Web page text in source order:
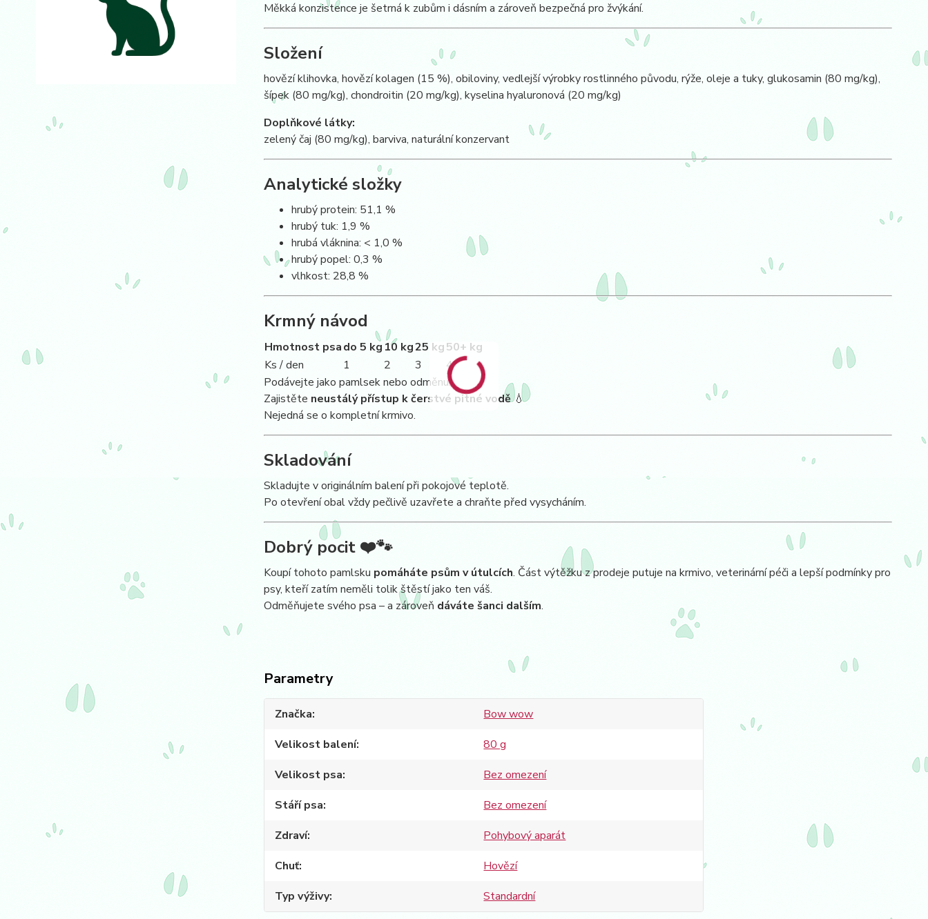
Měkká konzistence je šetrná k zubům i dásním a zároveň bezpečná pro žvýkání.
Složení
hovězí klihovka, hovězí kolagen (15 %), obiloviny, vedlejší výrobky rostlinného původu, rýže, oleje a tuky, glukosamin (80 mg/kg),
šípek (80 mg/kg), chondroitin (20 mg/kg), kyselina hyaluronová (20 mg/kg)
Doplňkové látky:
zelený čaj (80 mg/kg), barviva, naturální konzervant
Analytické složky
hrubý protein: 51,1 %
hrubý tuk: 1,9 %
hrubá vláknina: < 1,0 %
hrubý popel: 0,3 %
vlhkost: 28,8 %
Krmný návod
Hmotnost psado 5 kg 10 kg25 kg50+ kg
Ks / den
1 2 3
4
Podávejte jako pamlsek nebo odměnu.
Zajistěte neustálý přístup k čerstvé pitné vodě💧
Nejedná se o kompletní krmivo.
Skladování
Skladujte v originálním balení při pokojové teplotě.
Po otevření obal vždy pečlivě uzavřete a chraňte před vysycháním.
Dobrý pocit❤️🐾
Koupí tohoto pamlsku pomáháte psům v útulcích. Část výtěžku z prodeje putuje na krmivo, veterinární péči a lepší podmínky pro
psy, kteří zatím neměli tolik štěstí jako ten váš.
Odměňujete svého psa – a zároveň dáváte šanci dalším.
Parametry
Značka
Bow wow
Velikost balení
80 g
Velikost psa
Bez omezení
Stáří psa
Bez omezení
Zdraví
Pohybový aparát
Chuť
Hovězí
Typ výživy
Standardní